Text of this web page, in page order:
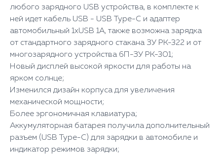
любого зарядного USB устройства, в комплекте к
ней идет кабель USB - USB Type-C и адаптер
автомобильный 1xUSB 1A, также возможна зарядка
от стандартного зарядного стакана ЗУ РК-322 и от
многозарядного устройства 6П-ЗУ РК-301;
Новый дисплей высокой яркости для работы на
ярком солнце;
Изменился дизайн корпуса для увеличения
механической мощности;
Более эргономичная клавиатура;
Аккумуляторная батарея получила дополнительный
разъем (USB Type-C) для зарядки в автомобиле и
индикатор режимов зарядки;